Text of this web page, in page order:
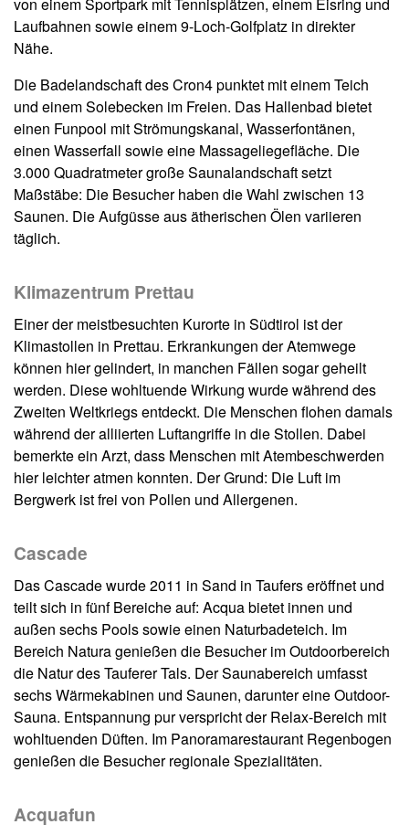
von einem Sportpark mit Tennisplätzen, einem Eisring und
Laufbahnen sowie einem 9-Loch-Golfplatz in direkter
Nähe.
Die Badelandschaft des Cron4 punktet mit einem Teich
und einem Solebecken im Freien. Das Hallenbad bietet
einen Funpool mit Strömungskanal, Wasserfontänen,
einen Wasserfall sowie eine Massageliegefläche. Die
3.000 Quadratmeter große Saunalandschaft setzt
Maßstäbe: Die Besucher haben die Wahl zwischen 13
Saunen. Die Aufgüsse aus ätherischen Ölen variieren
täglich.
Klimazentrum Prettau
Einer der meistbesuchten Kurorte in Südtirol ist der
Klimastollen in Prettau. Erkrankungen der Atemwege
können hier gelindert, in manchen Fällen sogar geheilt
werden. Diese wohltuende Wirkung wurde während des
Zweiten Weltkriegs entdeckt. Die Menschen flohen damals
während der alliierten Luftangriffe in die Stollen. Dabei
bemerkte ein Arzt, dass Menschen mit Atembeschwerden
hier leichter atmen konnten. Der Grund: Die Luft im
Bergwerk ist frei von Pollen und Allergenen.
Cascade
Das Cascade wurde 2011 in Sand in Taufers eröffnet und
teilt sich in fünf Bereiche auf: Acqua bietet innen und
außen sechs Pools sowie einen Naturbadeteich. Im
Bereich Natura genießen die Besucher im Outdoorbereich
die Natur des Tauferer Tals. Der Saunabereich umfasst
sechs Wärmekabinen und Saunen, darunter eine Outdoor-
Sauna. Entspannung pur verspricht der Relax-Bereich mit
wohltuenden Düften. Im Panoramarestaurant Regenbogen
genießen die Besucher regionale Spezialitäten.
Acquafun